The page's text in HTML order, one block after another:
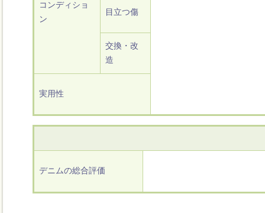
コンディショ
ン
目立つ傷
交換・改
造
実用性
デニムの総合評価